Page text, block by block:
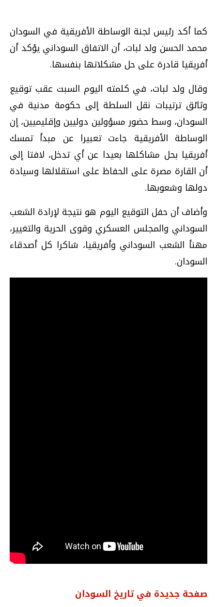
كما أكد رئيس لجنة الوساطة الأفريقية في السودان
محمد الحسن ولد لبات، أن الاتفاق السوداني يؤكد أن
أفريقيا قادرة على حل مشكلاتها بنفسها.
وقال ولد لبات، في كلمته اليوم السبت عقب توقيع
وثائق ترتيبات نقل السلطة إلى حكومة مدنية في
السودان، وسط حضور مسؤولين دوليين وإقليميين، إن
الوساطة الأفريقية جاءت تعبيرا عن مبدأ تمسك
أفريقيا بحل مشاكلها بعيدا عن أي تدخل، لافتا إلى
أن القارة مصرة على الحفاظ على استقلالها وسيادة
دولها وشعوبها.
وأضاف أن حفل التوقيع اليوم هو نتيجة لإرادة الشعب
السوداني والمجلس العسكري وقوى الحرية والتغيير،
مهنأ الشعب السوداني وأفريقيا، شاكرا كل أصدقاء
السودان.
صفحة جديدة في تاريخ السودان